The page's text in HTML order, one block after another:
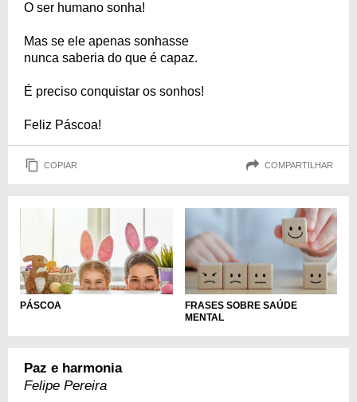
O ser humano sonha!
Mas se ele apenas sonhasse
nunca saberia do que é capaz.
É preciso conquistar os sonhos!
Feliz Páscoa!
COPIAR COMPARTILHAR
PÁSCOA
FRASES SOBRE SAÚDE
MENTAL
Paz e harmonia
Felipe Pereira